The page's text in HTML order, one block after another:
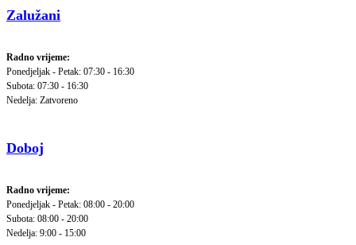
Zalužani
Radno vrijeme:
Ponedjeljak - Petak: 07:30 - 16:30
Subota: 07:30 - 16:30
Nedelja: Zatvoreno
Doboj
Radno vrijeme:
Ponedjeljak - Petak: 08:00 - 20:00
Subota: 08:00 - 20:00
Nedelja: 9:00 - 15:00